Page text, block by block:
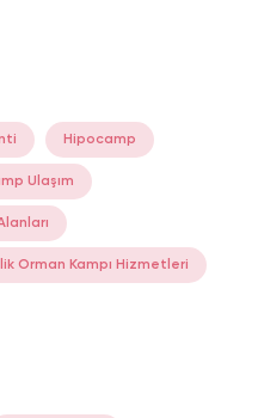
Hipocamp
Ulaşım
Orman Kampı Hizmetleri